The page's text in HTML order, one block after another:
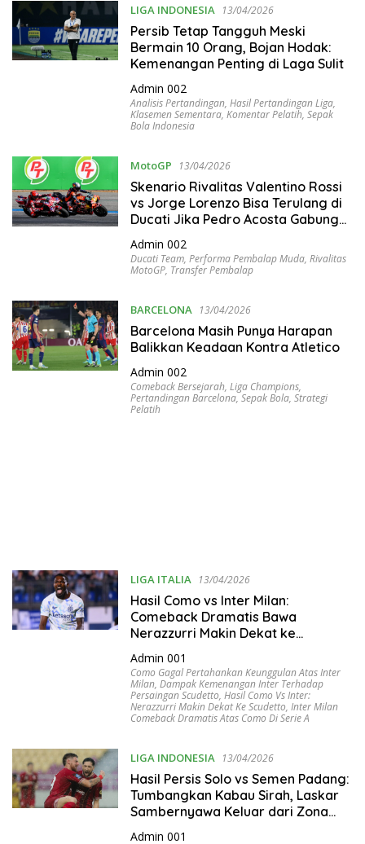
k
e
s
i
a
LIGA INDONESIA 13/04/2026
Persib Tetap Tangguh Meski
Bermain 10 Orang, Bojan Hodak:
Kemenangan Penting di Laga Sulit
Admin 002
Analisis Pertandingan, Hasil Pertandingan Liga,
Klasemen Sementara, Komentar Pelatih, Sepak
Bola Indonesia
MotoGP 13/04/2026
Skenario Rivalitas Valentino Rossi
vs Jorge Lorenzo Bisa Terulang di
Ducati Jika Pedro Acosta Gabung
Admin 002
Ducati Team, Performa Pembalap Muda, Rivalitas
MotoGP, Transfer Pembalap
BARCELONA 13/04/2026
Barcelona Masih Punya Harapan
Balikkan Keadaan Kontra Atletico
Admin 002
Comeback Bersejarah, Liga Champions,
Pertandingan Barcelona, Sepak Bola, Strategi
Pelatih
LIGA ITALIA 13/04/2026
Hasil Como vs Inter Milan:
Comeback Dramatis Bawa
Nerazzurri Makin Dekat ke
Admin 001
Como Gagal Pertahankan Keunggulan Atas Inter
Milan, Dampak Kemenangan Inter Terhadap
Persaingan Scudetto, Hasil Como Vs Inter:
Nerazzurri Makin Dekat Ke Scudetto, Inter Milan
Comeback Dramatis Atas Como Di Serie A
LIGA INDONESIA 13/04/2026
Hasil Persis Solo vs Semen Padang:
Tumbangkan Kabau Sirah, Laskar
Sambernyawa Keluar dari Zona
Admin 001